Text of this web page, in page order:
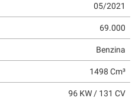
05/2021
69.000
Benzina
1498 Cm³
96 KW / 131 CV